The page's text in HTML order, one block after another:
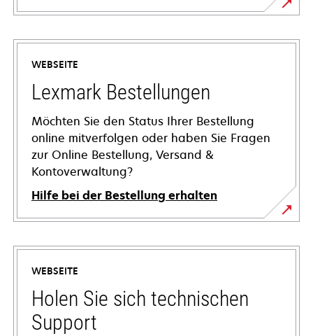
WEBSEITE
Lexmark Bestellungen
Möchten Sie den Status Ihrer Bestellung
online mitverfolgen oder haben Sie Fragen
zur Online Bestellung, Versand &
Kontoverwaltung?
Hilfe bei der Bestellung erhalten
WEBSEITE
Holen Sie sich technischen
Support